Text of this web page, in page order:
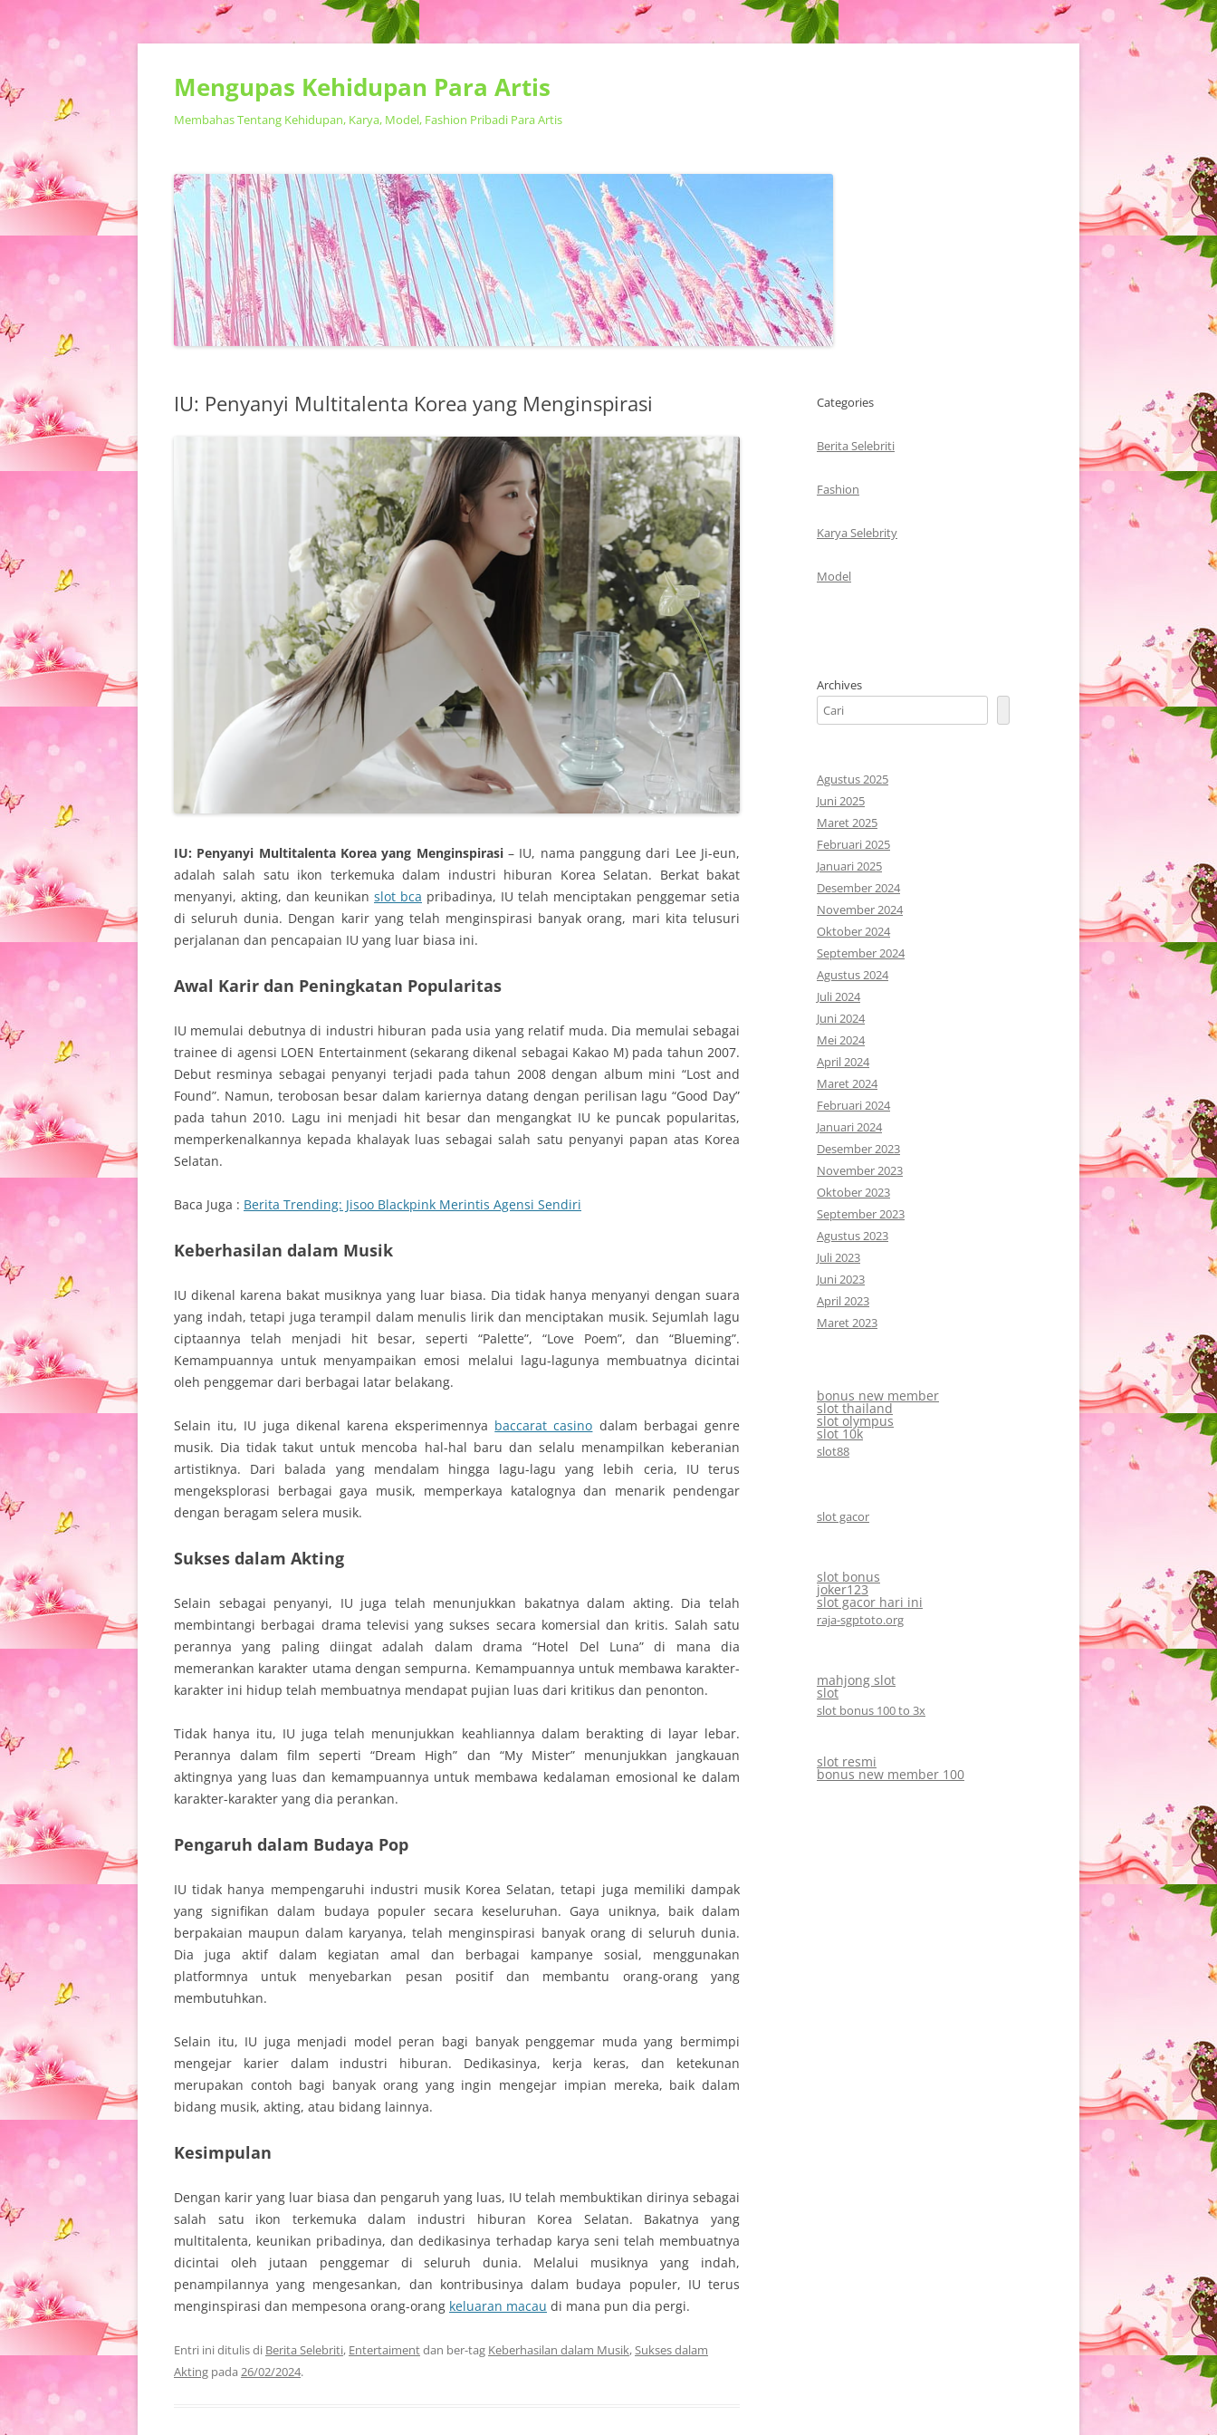
Mengupas Kehidupan Para Artis
Membahas Tentang Kehidupan, Karya, Model, Fashion Pribadi Para Artis
ke
IU: Penyanyi Multitalenta Korea yang Menginspirasi
IU: Penyanyi Multitalenta Korea yang Menginspirasi– IU, nama panggung dari Lee Ji-eun,
adalah salah satu ikon terkemuka dalam industri hiburan Korea Selatan. Berkat bakat
menyanyi, akting, dan keunikan slot bca pribadinya, IU telah menciptakan penggemar setia
di seluruh dunia. Dengan karir yang telah menginspirasi banyak orang, mari kita telusuri
perjalanan dan pencapaian IU yang luar biasa ini.
Awal Karir dan Peningkatan Popularitas
IU memulai debutnya di industri hiburan pada usia yang relatif muda. Dia memulai sebagai
trainee di agensi LOEN Entertainment (sekarang dikenal sebagai Kakao M) pada tahun 2007.
Debut resminya sebagai penyanyi terjadi pada tahun 2008 dengan album mini “Lost and
Found”. Namun, terobosan besar dalam kariernya datang dengan perilisan lagu “Good Day”
pada tahun 2010. Lagu ini menjadi hit besar dan mengangkat IU ke puncak popularitas,
memperkenalkannya kepada khalayak luas sebagai salah satu penyanyi papan atas Korea
Selatan.
Baca Juga : Berita Trending: Jisoo Blackpink Merintis Agensi Sendiri
Keberhasilan dalam Musik
IU dikenal karena bakat musiknya yang luar biasa. Dia tidak hanya menyanyi dengan suara
yang indah, tetapi juga terampil dalam menulis lirik dan menciptakan musik. Sejumlah lagu
ciptaannya telah menjadi hit besar, seperti “Palette”, “Love Poem”, dan “Blueming”.
Kemampuannya untuk menyampaikan emosi melalui lagu-lagunya membuatnya dicintai
oleh penggemar dari berbagai latar belakang.
Selain itu, IU juga dikenal karena eksperimennya baccarat casino dalam berbagai genre
musik. Dia tidak takut untuk mencoba hal-hal baru dan selalu menampilkan keberanian
artistiknya. Dari balada yang mendalam hingga lagu-lagu yang lebih ceria, IU terus
mengeksplorasi berbagai gaya musik, memperkaya katalognya dan menarik pendengar
dengan beragam selera musik.
Sukses dalam Akting
Selain sebagai penyanyi, IU juga telah menunjukkan bakatnya dalam akting. Dia telah
membintangi berbagai drama televisi yang sukses secara komersial dan kritis. Salah satu
perannya yang paling diingat adalah dalam drama “Hotel Del Luna” di mana dia
memerankan karakter utama dengan sempurna. Kemampuannya untuk membawa karakter-
karakter ini hidup telah membuatnya mendapat pujian luas dari kritikus dan penonton.
Tidak hanya itu, IU juga telah menunjukkan keahliannya dalam berakting di layar lebar.
Perannya dalam film seperti “Dream High” dan “My Mister” menunjukkan jangkauan
aktingnya yang luas dan kemampuannya untuk membawa kedalaman emosional ke dalam
karakter-karakter yang dia perankan.
Pengaruh dalam Budaya Pop
IU tidak hanya mempengaruhi industri musik Korea Selatan, tetapi juga memiliki dampak
yang signifikan dalam budaya populer secara keseluruhan. Gaya uniknya, baik dalam
berpakaian maupun dalam karyanya, telah menginspirasi banyak orang di seluruh dunia.
Dia juga aktif dalam kegiatan amal dan berbagai kampanye sosial, menggunakan
platformnya untuk menyebarkan pesan positif dan membantu orang-orang yang
membutuhkan.
Selain itu, IU juga menjadi model peran bagi banyak penggemar muda yang bermimpi
mengejar karier dalam industri hiburan. Dedikasinya, kerja keras, dan ketekunan
merupakan contoh bagi banyak orang yang ingin mengejar impian mereka, baik dalam
bidang musik, akting, atau bidang lainnya.
Kesimpulan
Dengan karir yang luar biasa dan pengaruh yang luas, IU telah membuktikan dirinya sebagai
salah satu ikon terkemuka dalam industri hiburan Korea Selatan. Bakatnya yang
multitalenta, keunikan pribadinya, dan dedikasinya terhadap karya seni telah membuatnya
dicintai oleh jutaan penggemar di seluruh dunia. Melalui musiknya yang indah,
penampilannya yang mengesankan, dan kontribusinya dalam budaya populer, IU terus
menginspirasi dan mempesona orang-orang keluaran macau di mana pun dia pergi.
Entri ini ditulis di Berita Selebriti, Entertaimentdan ber-tag Keberhasilan dalam Musik,Sukses dalam
Akting pada 26/02/2024.
Categories
Berita Selebriti
Fashion
Karya Selebrity
Model
Archives
Agustus 2025
Juni 2025
Maret 2025
Februari 2025
Januari 2025
Desember 2024
November 2024
Oktober 2024
September 2024
Agustus 2024
Juli 2024
Juni 2024
Mei 2024
April 2024
Maret 2024
Februari 2024
Januari 2024
Desember 2023
November 2023
Oktober 2023
September 2023
Agustus 2023
Juli 2023
Juni 2023
April 2023
Maret 2023
bonus new member
slot thailand
slot olympus
slot 10k
slot88
slot gacor
slot bonus
joker123
slot gacor hari ini
raja-sgptoto.org
mahjong slot
slot
slot bonus 100 to 3x
slot resmi
bonus new member 100